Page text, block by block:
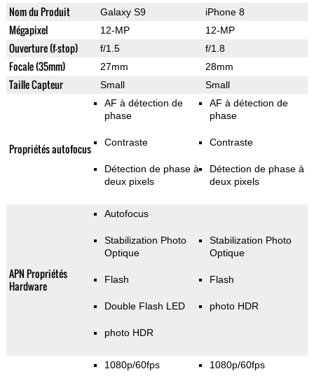
Nom du Produit Galaxy S9 iPhone 8
Mégapixel 12-MP 12-MP
Ouverture (f-stop) f/1.5 f/1.8
Focale (35mm) 27mm 28mm
Taille Capteur Small Small
Propriétés autofocus
AF à détection de
phase
Contraste
Détection de phase à
deux pixels
AF à détection de
phase
Contraste
Détection de phase à
deux pixels
APN Propriétés
Hardware
Autofocus
Stabilization Photo
Optique
Flash
Double Flash LED
photo HDR
Stabilization Photo
Optique
Flash
photo HDR
1080p/60fps 1080p/60fps